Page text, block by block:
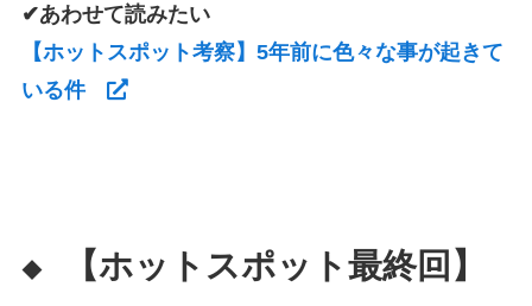
✔あわせて読みたい
【ホットスポット考察】5年前に色々な事が起きて
いる件
◆
【ホットスポット最終回】